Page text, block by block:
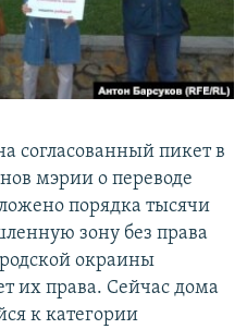
согласованный пикет в
мэрии о переводе
порядка тысячи
зону без права
окраины
их права. Сейчас дома
к категории